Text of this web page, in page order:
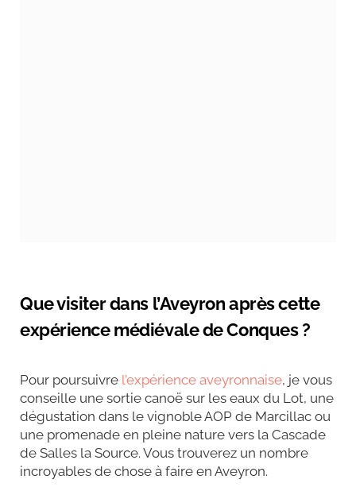
Que visiter dans l’Aveyron après cette
expérience médiévale de Conques ?
Pour poursuivre l’expérience aveyronnaise, je vous
conseille une sortie canoë sur les eaux du Lot, une
dégustation dans le vignoble AOP de Marcillac ou
une promenade en pleine nature vers la Cascade
de Salles la Source. Vous trouverez un nombre
incroyables de chose à faire en Aveyron.